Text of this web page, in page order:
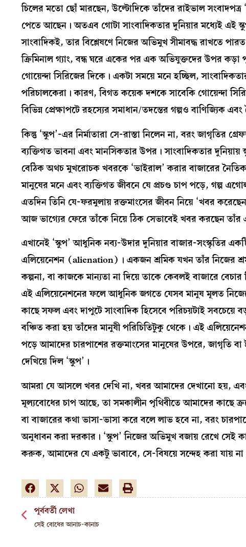
চিলের মতো ছোঁ মারছেন, উল্টোদিকে তাঁদের রাইভাল
পেতে আছেন। অতএব গোটা সাংবাদিকতার দুনিয়ার মধ্যেই এই
সাংবাদিকই, তার বিশ্লেষণে নিজের অভিমুখ সীমাবদ্ধ রাখতে
ক্রিমিনাল গ্যাং, বন্ধ ঘরে একের পর এক অভিযুক্তদের উপর
গোয়েন্দা সিরিজের দিকে। একটা সময়ে মনে হচ্ছিল,
পরিচালকেরা। কারণ, বিগত কয়েক দশকে সাবেকি গোয়েন্দা
বিভিন্ন প্রেক্ষাপটে রহস্যের সমাধান/তদন্তের গল্পও বাণিজ্যিক
কিন্তু ‘স্কুপ’-এর নির্মাতারা সে-রাস্তা নিলেন না, বরং
ব্যক্তিগত ভাবনা এবং মানসিকতার উপর। সাংবাদিকতার
বেঠিক অথচ মুখরোচক খবরকে ‘ভাইরাল’ করার বাজারের
মানুষের মনে এবং ব্যক্তিগত জীবনে যে প্রচণ্ড চাপ পড়ে, গল্প
এতদিন তিনি যে-ফরমুলায় রক্তমাংসের জীবন নিয়ে ‘খবর
আজ ভাগ্যের ফেরে তাঁকে নিয়ে ঠিক সেভাবেই খবর করছেন তাঁর
এখানেই ‘স্কুপ’ আধুনিক নব্য-উদার দুনিয়ার বাজার-সংস্কৃতির
এলিয়েনেশন (alienation)। একজন শ্রমিক যখন তাঁর নিজের
কল্পনা, বা কাজকে মান্যতা না দিয়ে তাকে কেবলই বাজারে
এই এলিয়েনেশনের ফলে আধুনিক জগতে যেসব মানুষ মূলত
কাছে সফল এবং দাপুটে সাংবাদিক হিসেবে পরিচয়টাই
বঞ্চিত করা হয় তাঁদের মানুষী পরিচিতিটুকু থেকে। এই
পড়ে আমাদের চারপাশের রক্তমাংসের মানুষের উপরে, জাগৃতি বা
দেখিয়ে দিল ‘স্কুপ’।
আমরা যে আসলে খবর দেখি না, খবর আমাদের দেখানো হয়,
মূল্যবোধের চাপ আছে, তা সমকালীন পৃথিবীতে আমাদের কাছে
বা বাজারের কথা ভাসা-ভাসা করে বলে লাভ হবে না, বরং
অনুধাবন করা দরকার। ‘স্কুপ’ নিজের অভিমুখ বজায় রেখে
করুক, আমাদের যে একটু ভাবাবে, সে-বিষয়ে সন্দেহ করা যায়
পূর্ববর্তী লেখা
সেই বোধের আনাচ-কানাচ